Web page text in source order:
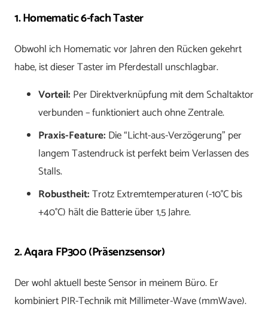
1. Homematic 6-fach Taster
Obwohl ich Homematic vor Jahren den Rücken gekehrt
habe, ist dieser Taster im Pferdestall unschlagbar.
Vorteil: Per Direktverknüpfung mit dem Schaltaktor
verbunden – funktioniert auch ohne Zentrale.
Praxis-Feature: Die “Licht-aus-Verzögerung” per
langem Tastendruck ist perfekt beim Verlassen des
Stalls.
Robustheit:Trotz Extremtemperaturen (-10°C bis
+40°C) hält die Batterie über 1,5 Jahre.
2. Aqara FP300 (Präsenzsensor)
Der wohl aktuell beste Sensor in meinem Büro. Er
kombiniert PIR-Technik mit Millimeter-Wave (mmWave).